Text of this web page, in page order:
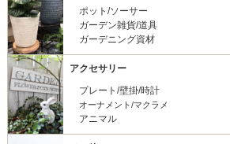
ポット/ソーサー
ガーデン雑貨/道具
ガーデニング資材
アクセサリー
プレート/壁掛/時計
オーナメント/マクラメ
アニマル